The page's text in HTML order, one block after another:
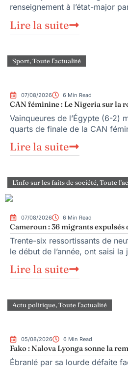
renseignement à l’état-major
Lire la suite
Sport,Toute l'actualité
07/08/2026 6 Min Read
CAN féminine : Le Nigeria sur la
Vainqueures de l’Égypte (6-2)
quarts de finale de la CAN
Lire la suite
L'info sur les faits de société,Toute
07/08/2026 6 Min Read
Cameroun : 36 migrants
Trente-six ressortissants de
le début de l’année, ont saisi
Lire la suite
Actu politique,Toute l'actualité
05/08/2026 6 Min Read
Fako : Nalova Lyonga sonne la
Ébranlé par sa lourde défaite